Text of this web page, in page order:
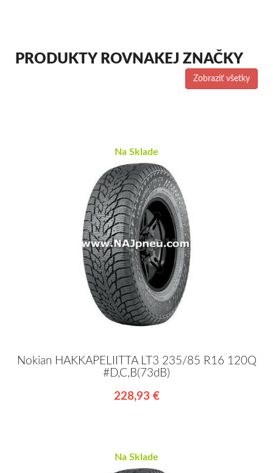
PRODUKTY ROVNAKEJ ZNAČKY
Zobraziť všetky
Na Sklade
Nokian HAKKAPELIITTA LT3 235/85 R16 120Q
#D,C,B(73dB)
228,93 €
Na Sklade